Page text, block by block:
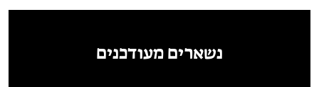
נשארים מעודכנים